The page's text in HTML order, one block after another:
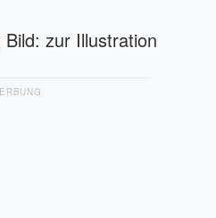
Bild: zur Illustration